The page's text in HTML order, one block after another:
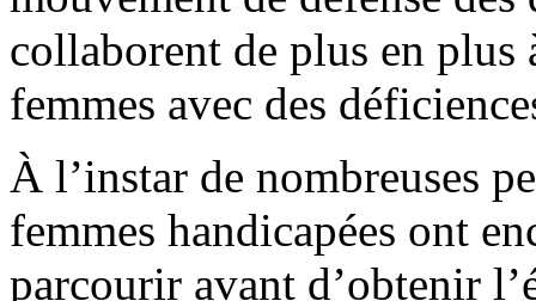
collaborent de plus en plus
femmes avec des
À l’instar de nombreuses
femmes handicapées ont
parcourir avant d’obtenir